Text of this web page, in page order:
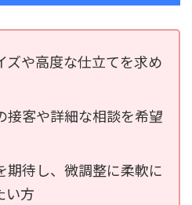
ズや高度な仕立てを求め
接客や詳細な相談を希望
期待し、微調整に柔軟に
い方